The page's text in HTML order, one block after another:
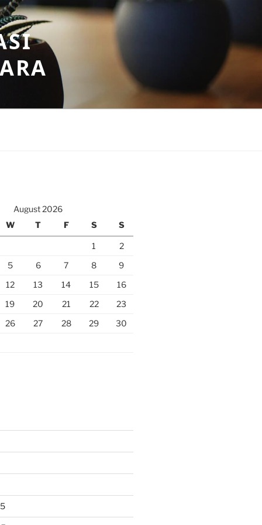
August 2026
W T F S S
1
2
5 6 7 8
9
12 13 14 15
16
19 20 21 22
23
26 27 28 29
30